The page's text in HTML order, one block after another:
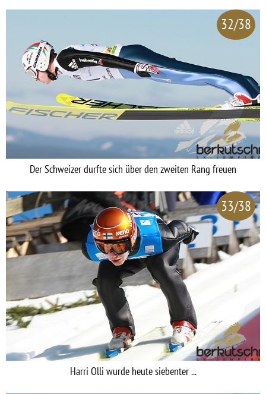
32/38
Der Schweizer durfte sich über den zweiten Rang freuen
33/38
Harri Olli wurde heute siebenter ...